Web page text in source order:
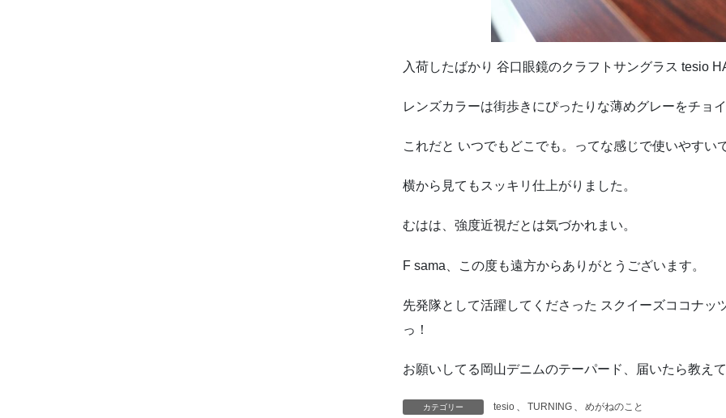
入荷したばかり 谷口眼鏡のクラフトサングラス tesio
レンズカラーは街歩きにぴったりな薄めグレーをチョ
これだと いつでもどこでも。ってな感じで使いやすい
横から見てもスッキリ仕上がりました。
むはは、強度近視だとは気づかれまい。
F sama、この度も遠方からありがとうございます。
先発隊として活躍してくださった スクイーズココナッ
っ！
お願いしてる岡山デニムのテーパード、届いたら教え
カテゴリー tesio 、 TURNING 、 めがねのこと